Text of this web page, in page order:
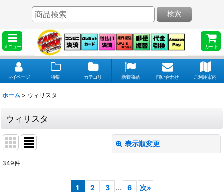
メニュー カート
検索
マイページ 特集 カテゴリ 新着商品 問い合わせ ご利用案内
ホーム > ウィリスタ
ウィリスタ
表示順変更
349件
1 2 3 ... 6 次»